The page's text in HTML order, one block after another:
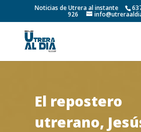
Noticias de Utrera al instante
926
El repostero
utrerano,